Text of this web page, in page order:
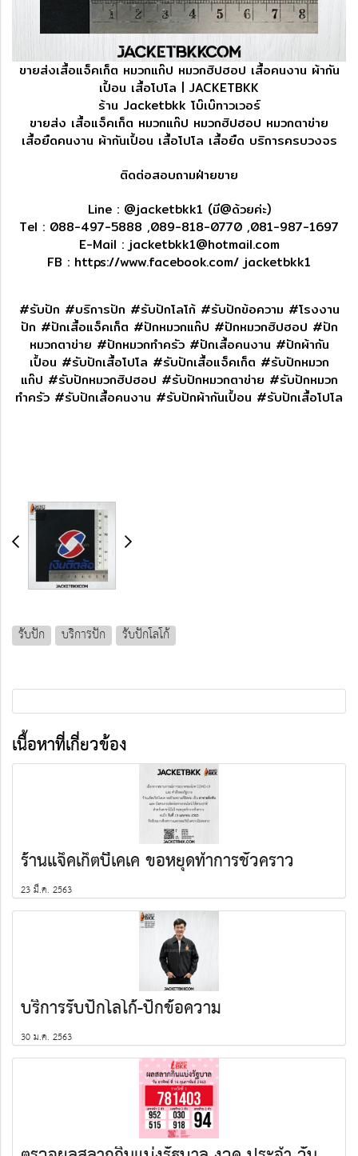
ขายส่งเสื้อแจ็คเก็ต หมวกแก๊ป หมวกฮิปฮอป เสื้อคนงาน ผ้ากัน
เปื้อน เสื้อโปโล | JACKETBKK
ร้าน Jacketbkk โบ๊เบ๊ทาวเวอร์
ขายส่ง เสื้อแจ็คเก็ต หมวกแก๊ป หมวกฮิปฮอป หมวกตาข่าย
เสื้อยืดคนงาน ผ้ากันเปื้อน เสื้อโปโล เสื้อยืด บริการครบวงจร
ติดต่อสอบถามฝ่ายขาย
Line : @jacketbkk1 (มี@ด้วยค่ะ)
Tel : 088-497-5888 ,089-818-0770 ,081-987-1697
E-Mail : jacketbkk1@hotmail.com
FB : https://www.facebook.com/ jacketbkk1
#รับปัก #บริการปัก #รับปักโลโก้ #รับปักข้อความ #โรงงาน
ปัก #ปักเสื้อแจ็คเก็ต #ปักหมวกแก๊ป #ปักหมวกฮิปฮอป #ปัก
หมวกตาข่าย #ปักหมวกทำครัว #ปักเสื้อคนงาน #ปักผ้ากัน
เปื้อน #รับปักเสื้อโปโล #รับปักเสื้อแจ็คเก็ต #รับปักหมวก
แก๊ป #รับปักหมวกฮิปฮอป #รับปักหมวกตาข่าย #รับปักหมวก
ทำครัว #รับปักเสื้อคนงาน #รับปักผ้ากันเปื้อน #รับปักเสื้อโปโล
รับปัก บริการปัก รับปักโลโก้
เนื้อหาที่เกี่ยวข้อง
ร้านแจ็คเก็ตบีเคเค ขอหยุดทำการชั่วคราว
23 มี.ค. 2563
บริการรับปักโลโก้-ปักข้อความ
30 ม.ค. 2563